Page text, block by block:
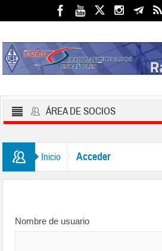
ÁREA DE SOCIOS
Inicio Acceder
Nombre de usuario